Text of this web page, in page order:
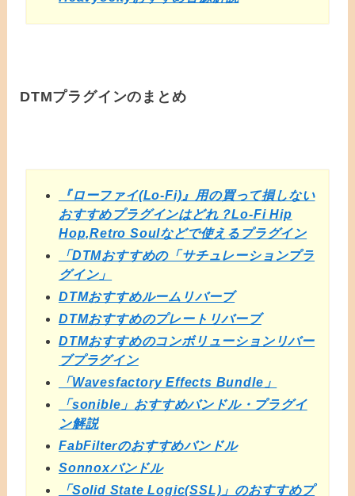
DTMプラグインのまとめ
『ローファイ(Lo-Fi)』用の買って損しない
おすすめプラグインはどれ？Lo-Fi Hip
Hop,Retro Soulなどで使えるプラグイン
「DTMおすすめの「サチュレーションプラ
グイン」
DTMおすすめルームリバーブ
DTMおすすめのプレートリバーブ
DTMおすすめのコンボリューションリバー
ブプラグイン
「Wavesfactory Effects Bundle」
「sonible」おすすめバンドル・プラグイ
ン解説
FabFilterのおすすめバンドル
Sonnoxバンドル
「Solid State Logic(SSL)」のおすすめプ